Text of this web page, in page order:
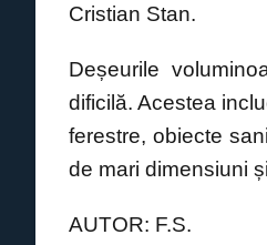
Cristian Stan.
Deșeurile
dificilă. Acestea
ferestre, obiecte
de mari dimensiuni
AUTOR: F.S.